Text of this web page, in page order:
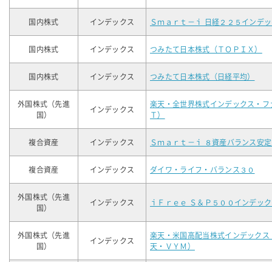
国内株式 インデックス Ｓｍａｒｔ－ｉ 日経２２５インデ
国内株式 インデックス つみたて日本株式（ＴＯＰＩＸ）
国内株式 インデックス つみたて日本株式（日経平均）
外国株式（先進
国）
インデックス
楽天・全世界株式インデックス・フ
Ｔ）
複合資産 インデックス Ｓｍａｒｔ－ｉ ８資産バランス安
複合資産 インデックス ダイワ・ライフ・バランス３０
外国株式（先進
国）
インデックス ｉＦｒｅｅ Ｓ＆Ｐ５００インデッ
外国株式（先進
国）
インデックス
楽天・米国高配当株式インデックス
天・ＶＹＭ）